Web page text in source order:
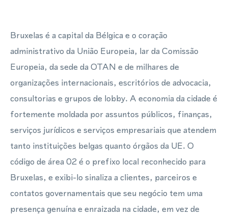
Bruxelas é a capital da Bélgica e o coração
administrativo da União Europeia, lar da Comissão
Europeia, da sede da OTAN e de milhares de
organizações internacionais, escritórios de advocacia,
consultorias e grupos de lobby. A economia da cidade é
fortemente moldada por assuntos públicos, finanças,
serviços jurídicos e serviços empresariais que atendem
tanto instituições belgas quanto órgãos da UE. O
código de área 02 é o prefixo local reconhecido para
Bruxelas, e exibi-lo sinaliza a clientes, parceiros e
contatos governamentais que seu negócio tem uma
presença genuína e enraizada na cidade, em vez de